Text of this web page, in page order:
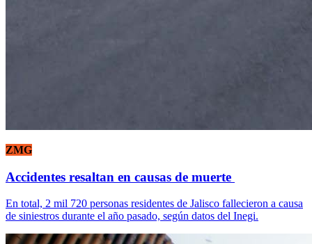
ZMG
Accidentes resaltan en causas de muerte
En total, 2 mil 720 personas residentes de Jalisco fallecieron a causa
de siniestros durante el año pasado, según datos del Inegi.